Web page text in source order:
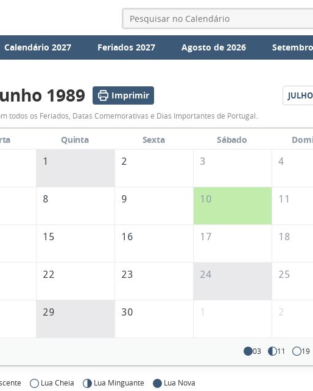
Calendário 2027 Feriados 2027 Agosto de 2026
Calendário
de
Junho
1989 Imprimir JULHO
todos os Feriados, Datas Comemorativas e Dias Importantes de Portugal.
Quinta Sexta Sábado
1 2 3 4
8 9 10 11
15 16 17 18
22 23 24 25
29 30 1 2
03 11 19
Lua Cheia Lua Minguante Lua Nova